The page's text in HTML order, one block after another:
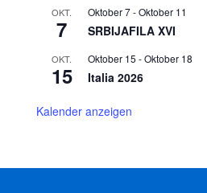
OKT.
7
Oktober 7-Oktober 11
SRBIJAFILA XVI
OKT.
15
Oktober 15 -Oktober 18
Italia 2026
Kalender anzeigen